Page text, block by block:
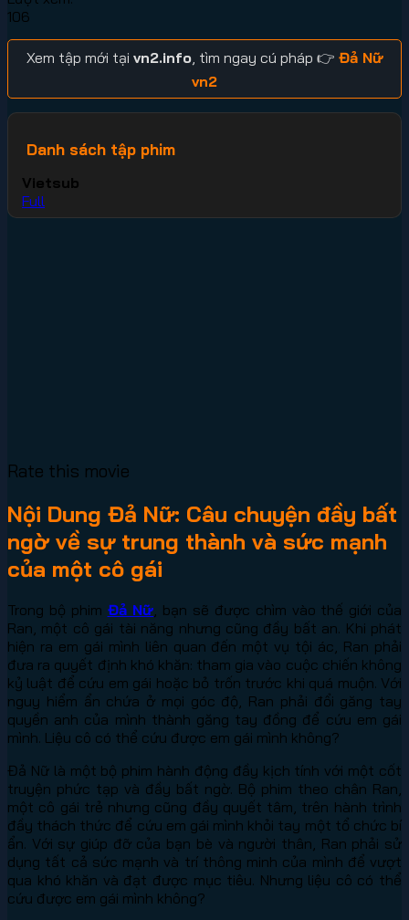
106
Xem tập mới tại vn2.info, tìm ngay cú pháp 👉 Đả Nữ
vn2
Danh sách tập phim
Vietsub
Full
Rate this movie
Nội Dung Đả Nữ: Câu chuyện đầy bất
ngờ về sự trung thành và sức mạnh
của một cô gái
Trong bộ phim Đả Nữ , bạn sẽ được chìm vào thế giới của
Ran, một cô gái tài năng nhưng cũng đầy bất an. Khi phát
hiện ra em gái mình liên quan đến một vụ tội ác, Ran phải
đưa ra quyết định khó khăn: tham gia vào cuộc chiến không
kỷ luật để cứu em gái hoặc bỏ trốn trước khi quá muộn. Với
nguy hiểm ẩn chứa ở mọi góc độ, Ran phải đổi găng tay
quyền anh của mình thành găng tay đồng để cứu em gái
mình. Liệu cô có thể cứu được em gái mình không?
Đả Nữ là một bộ phim hành động đầy kịch tính với một cốt
truyện phức tạp và đầy bất ngờ. Bộ phim theo chân Ran,
một cô gái trẻ nhưng cũng đầy quyết tâm, trên hành trình
đầy thách thức để cứu em gái mình khỏi tay một tổ chức bí
ẩn. Với sự giúp đỡ của bạn bè và người thân, Ran phải sử
dụng tất cả sức mạnh và trí thông minh của mình để vượt
qua khó khăn và đạt được mục tiêu. Nhưng liệu cô có thể
cứu được em gái mình không?